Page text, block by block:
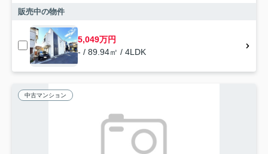
販売中の物件
5,049万円
- / 89.94㎡ / 4LDK
中古マンション